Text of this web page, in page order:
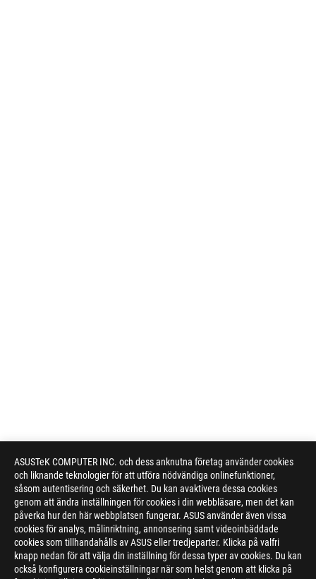
ASUSTeK COMPUTER INC. och dess anknutna företag använder cookies
och liknande teknologier för att utföra nödvändiga onlinefunktioner,
såsom autentisering och säkerhet. Du kan avaktivera dessa cookies
genom att ändra inställningen för cookies i din webbläsare, men det kan
påverka hur den här webbplatsen fungerar. ASUS använder även vissa
cookies för analys, målinriktning, annonsering samt videoinbäddade
cookies som tillhandahålls av ASUS eller tredjeparter. Klicka på valfri
knapp nedan för att välja din inställning för dessa typer av cookies. Du kan
också konfigurera cookieinställningar när som helst genom att klicka på
Disclaimer
Products certified by the Federal Communications
Canada. Please visit the ASUS USA and ASUS Canada
All specifications are subject to change without notice.